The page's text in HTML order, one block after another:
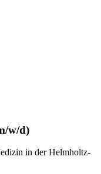
w/d)
in der Helmholtz-